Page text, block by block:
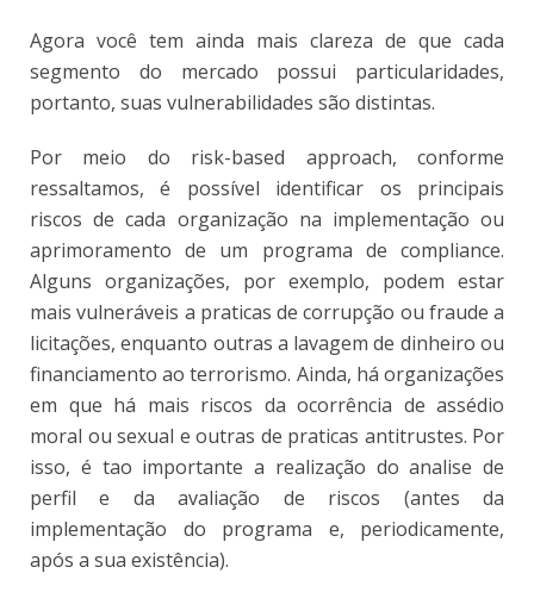
Agora você tem ainda mais clareza de que cada
segmento do mercado possui particularidades,
portanto, suas vulnerabilidades são distintas.
Por meio do risk-based approach, conforme
ressaltamos, é possível identificar os principais
riscos de cada organização na implementação ou
aprimoramento de um programa de compliance.
Alguns organizações, por exemplo, podem estar
mais vulneráveis a praticas de corrupção ou fraude a
licitações, enquanto outras a lavagem de dinheiro ou
financiamento ao terrorismo. Ainda, há organizações
em que há mais riscos da ocorrência de assédio
moral ou sexual e outras de praticas antitrustes. Por
isso, é tao importante a realização do analise de
perfil e da avaliação de riscos (antes da
implementação do programa e, periodicamente,
após a sua existência).